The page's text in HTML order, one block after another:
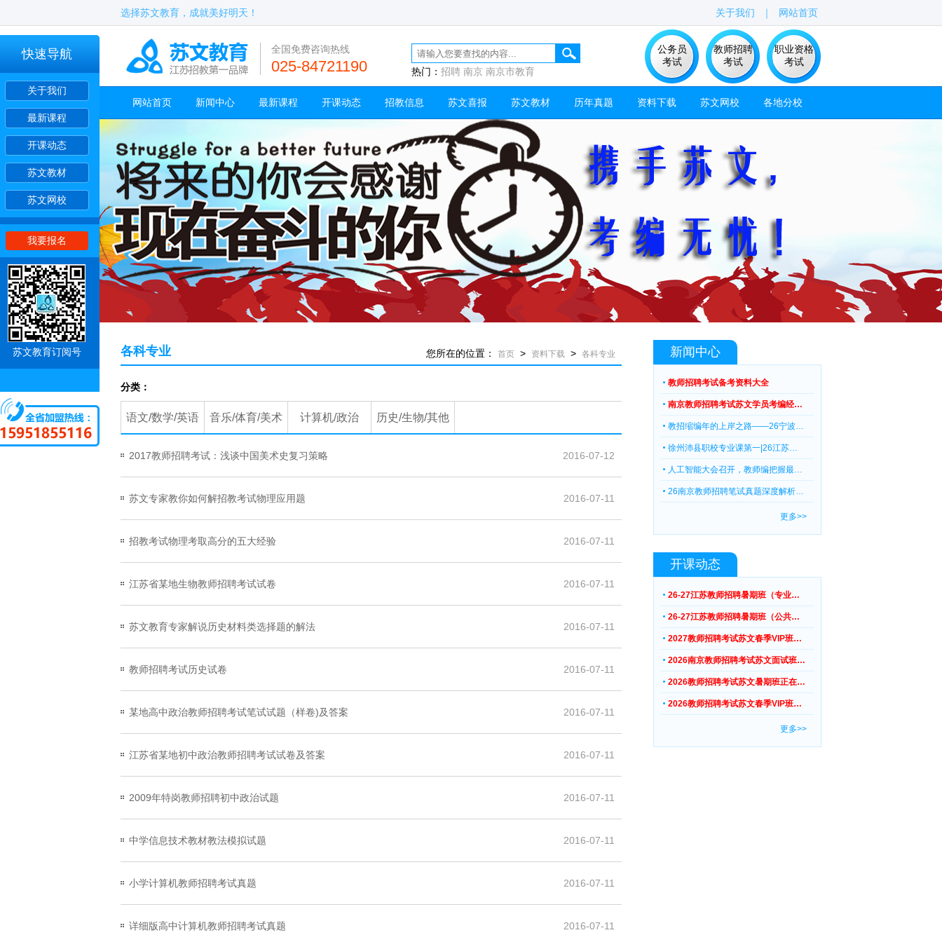
快速导航
关于我们
最新课程
开课动态
苏文教材
苏文网校
我要报名
苏文教育订阅号
选择苏文教育，成就美好明天！ 网站首页
｜
关于我们
全国免费咨询热线
025-84721190 热门： 招聘 南京 南京市教育
公务员
考试
教师招聘
考试
职业资格
考试
网站首页 新闻中心 最新课程 开课动态 招教信息 苏文喜报 苏文教材 历年真题 资料下载 苏文网校 各地分校
各科专业 您所在的位置： 首页 > 资料下载 > 各科专业
分类：
语文/数学/英语 音乐/体育/美术 计算机/政治 历史/生物/其他
2017教师招聘考试：浅谈中国美术史复习策略 2016-07-12
苏文专家教你如何解招教考试物理应用题 2016-07-11
招教考试物理考取高分的五大经验 2016-07-11
江苏省某地生物教师招聘考试试卷 2016-07-11
苏文教育专家解说历史材料类选择题的解法 2016-07-11
教师招聘考试历史试卷 2016-07-11
某地高中政治教师招聘考试笔试试题（样卷)及答案 2016-07-11
江苏省某地初中政治教师招聘考试试卷及答案 2016-07-11
2009年特岗教师招聘初中政治试题 2016-07-11
中学信息技术教材教法模拟试题 2016-07-11
小学计算机教师招聘考试真题 2016-07-11
详细版高中计算机教师招聘考试真题 2016-07-11
新闻中心
教师招聘考试备考资料大全
南京教师招聘考试苏文学员考编经…
教招缩编年的上岸之路——26宁波…
徐州沛县职校专业课第一|26江苏…
人工智能大会召开，教师编把握最…
26南京教师招聘笔试真题深度解析…
更多>>
开课动态
26-27江苏教师招聘暑期班（专业…
26-27江苏教师招聘暑期班（公共…
2027教师招聘考试苏文春季VIP班…
2026南京教师招聘考试苏文面试班…
2026教师招聘考试苏文暑期班正在…
2026教师招聘考试苏文春季VIP班…
更多>>